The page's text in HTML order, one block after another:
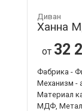
Диван
Ханна
от 32
Фабрика -
Механизм -
Материал
МДФ,